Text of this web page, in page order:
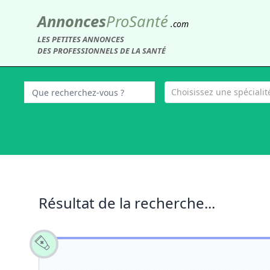
AnnoncesProSanté .com
LES PETITES ANNONCES
DES PROFESSIONNELS DE LA SANTÉ
Choisissez une
Résultat de la recherche...